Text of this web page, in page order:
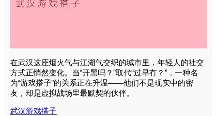
在武汉这座烟火气与江湖气交织的城市里，年轻人的社交
方式正悄然变化。当“开黑吗？”取代“过早冇？”，一种名
为“游戏搭子”的关系正在升温——他们不是现实中的密
友，却是虚拟战场里最默契的伙伴。
武汉游戏搭子